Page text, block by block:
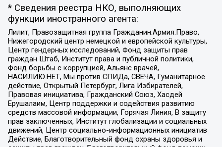
* Сведения реестра НКО, выполняющих
функции иностранного агента:
Лилит, Правозащитная группа Гражданин.Армия.Право,
Нижегородский центр немецкой и европейской культуры,
Центр гендерных исследований, Фонд защиты прав
граждан Штаб, Институт права и публичной политики,
Фонд борьбы с коррупцией, Альянс врачей,
НАСИЛИЮ.НЕТ, Мы против СПИДа, СВЕЧА, Гуманитарное
действие, Открытый Петербург, Лига Избирателей,
Правовая инициатива, Гражданский Союз, Хасдей
Ерушалаим, Центр поддержки и содействия развитию
средств массовой информации, Горячая Линия, В защиту
прав заключенных, Институт глобализации и социальных
движений, Центр социально-информационных инициатив
Действие, Благотворительный фонд охраны здоровья и